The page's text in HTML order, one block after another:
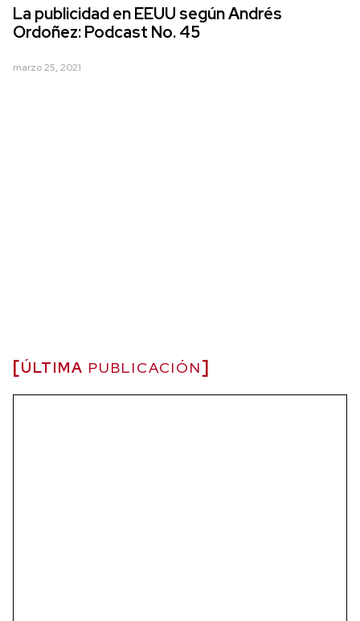
La publicidad en EEUU según Andrés
Ordoñez: Podcast No. 45
marzo 25, 2021
ÚLTIMA PUBLICACIÓN